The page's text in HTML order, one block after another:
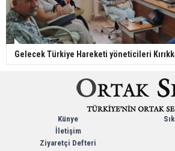
Gelecek Türkiye Hareketi yöneticileri
Künye
İletişim
Ziyaretçi Defteri